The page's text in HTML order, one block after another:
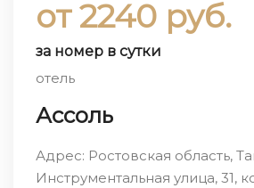
от 2240 руб.
за номер в сутки
отель
Ассоль
Адрес: Ростовская область,
Инструментальная улица, 31,